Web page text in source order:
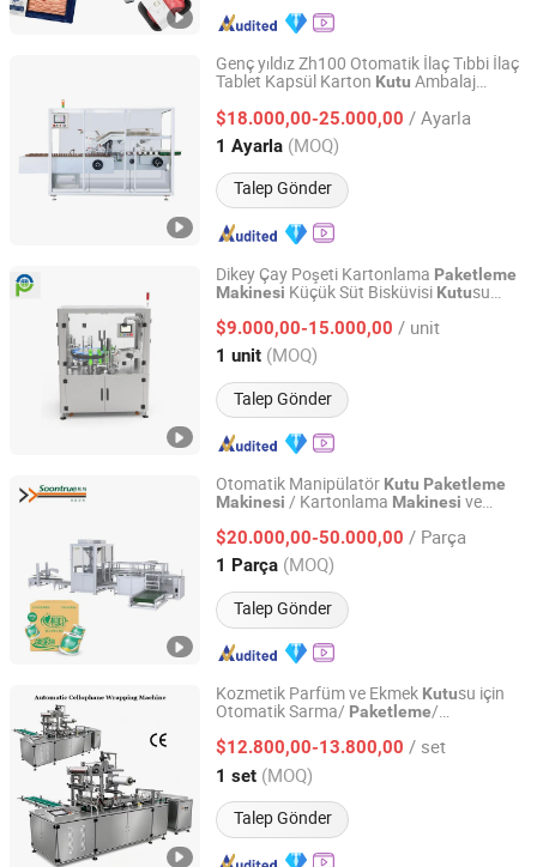
Genç yıldız Zh100 Otomatik İlaç Tıbbi İlaç
Tablet Kapsül Karton Kutu Ambalaj
$18.000,00-25.000,00 / Ayarla
1 Ayarla (MOQ)
Talep Gönder
Wenzhou Youngstar Mechinery Co., Ltd.
Zhejiang, China Fiyat 2023
Dikey Çay Poşeti Kartonlama Paketleme
Makinesi Küçük Süt Bisküvisi Kutusu
$9.000,00-15.000,00 / unit
1 unit (MOQ)
Talep Gönder
Huizhou Pingfang Trading Co., Ltd.
Guangdong, China Fiyat 2013
Otomatik Manipülatör Kutu Paketleme
Makinesi / Kartonlama Makinesi ve
Karton/Dakika), Evsel Kağıt Ürünleri
Ambalajlama için Tasarlanmıştır
$20.000,00-50.000,00 / Parça
1 Parça (MOQ)
Talep Gönder
Shanghai Soontrue Fengguan Packaging Automation Co.,
Shanghai, China Fiyat 2025
Kozmetik Parfüm ve Ekmek Kutusu için
Otomatik Sarma/ Paketleme/
Makinesi
$12.800,00-13.800,00 / set
1 set (MOQ)
Talep Gönder
Zhejiang Jiedu Intelligent Machinery Technology Co.,Ltd
Zhejiang, China Fiyat 2020